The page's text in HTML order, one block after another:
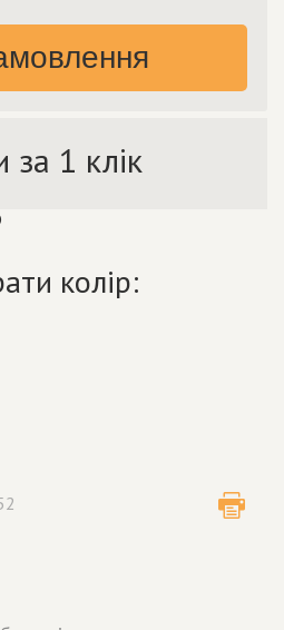
за 1 клік
колір: